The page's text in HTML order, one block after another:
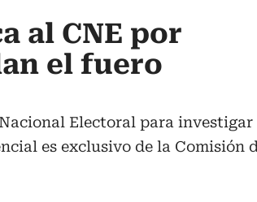
al CNE por
el fuero
Electoral para
es exclusivo de la Comisión